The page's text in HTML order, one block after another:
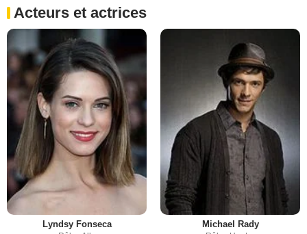
Acteurs et actrices
Lyndsy Fonseca Michael Rady